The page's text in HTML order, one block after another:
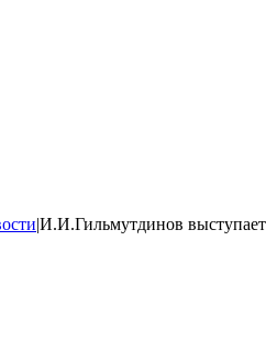
|И.И.Гильмутдинов